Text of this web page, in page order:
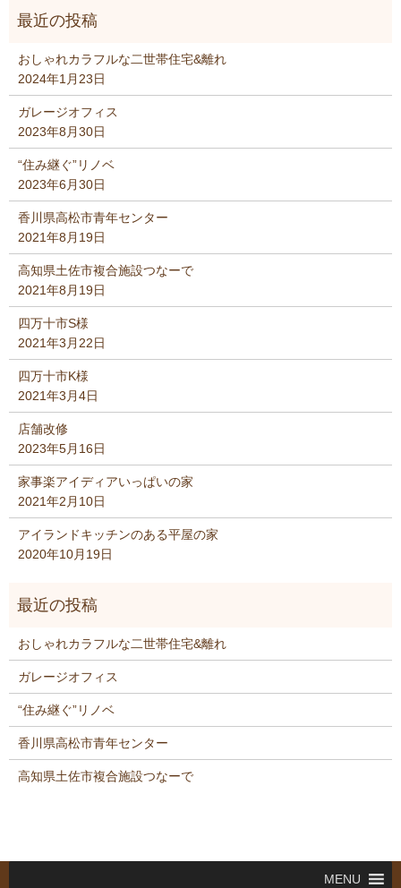
おしゃれカラフルな二世帯住宅&離れ
2024年1月23日
ガレージオフィス
2023年8月30日
“住み継ぐ”リノベ
2023年6月30日
香川県高松市青年センター
2021年8月19日
高知県土佐市複合施設つなーで
2021年8月19日
四万十市S様
2021年3月22日
四万十市K様
2021年3月4日
店舗改修
2023年5月16日
家事楽アイディアいっぱいの家
2021年2月10日
アイランドキッチンのある平屋の家
2020年10月19日
おしゃれカラフルな二世帯住宅&離れ
ガレージオフィス
“住み継ぐ”リノベ
香川県高松市青年センター
高知県土佐市複合施設つなーで
MENU